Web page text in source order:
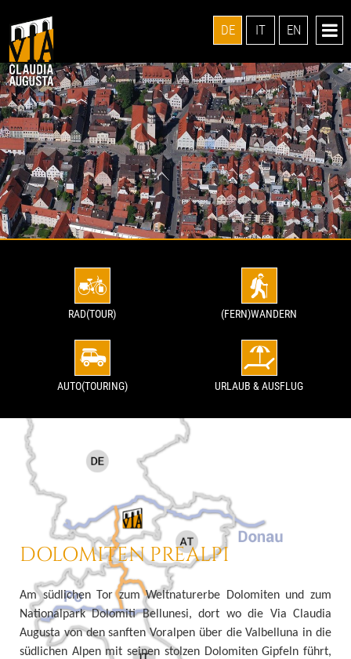
DE IT EN
RAD(TOUR) (FERN)WANDERN
AUTO(TOURING) URLAUB & AUSFLUG
DOLOMITEN PREALPI
Am südlichen Tor zum Weltnaturerbe Dolomiten und zum
Nationalpark Dolomiti Bellunesi, dort wo die Via Claudia
Augusta von den sanften Voralpen über die Valbelluna in die
südlichen Alpen mit seinen stolzen Dolomiten Gipfeln führt,